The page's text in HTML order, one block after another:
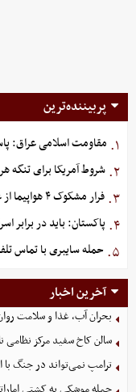
پربیننده‌ترین
۱. مقاومت اسلامی عراق:
۲. شروط آمریکا برای تنگه
۳. فرار مشکوک ۴ هواپیما از عربستان
۴. پاکستان: باید در برابر
۵. حمله سایبری با تماس
آخرین اخبار
بحران آب، غذا و سلامت روان
سالن کاخ سفید مرکز نظامی
ترامپ نمی‌تواند در جنگ با